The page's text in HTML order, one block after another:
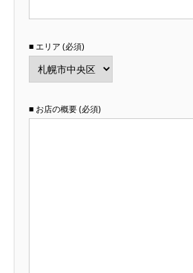
■ エリア (必須)
■ お店の概要 (必須)